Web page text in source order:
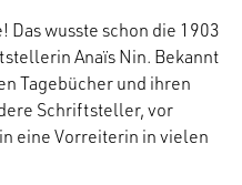
Das wusste schon die 1903
Anaïs Nin. Bekannt
Tagebücher und ihren
Schriftsteller, vor
eine Vorreiterin in vielen